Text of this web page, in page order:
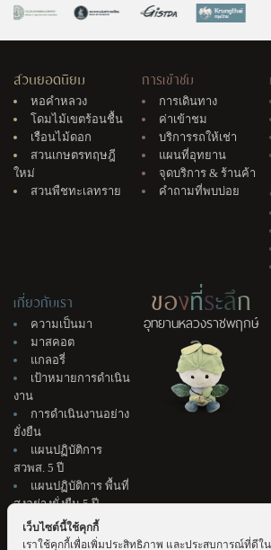
สวนยอดนิยม
หอคำหลวง
โดมไม้เขตร้อนชื้น
เรือนไม้ดอก
สวนเกษตรทฤษฎี
ใหม่
สวนพืชทะเลทราย
การเข้าชม
การเดินทาง
ค่าเข้าชม
บริการรถให้เช่า
แผนที่อุทยาน
จุดบริการ & ร้านค้า
คำถามที่พบบ่อย
เกี่ยวกับเรา
ความเป็นมา
มาสคอต
แกลอรี่
เป้าหมายการดำเนิน
งาน
การดำเนินงานอย่าง
ยั่งยืน
แผนปฏิบัติการ
สวพส. 5 ปี
แผนปฏิบัติการ พื้นที่
สูงอย่างยั่งยืน 5 ปี
ติดต่อเรา
แนะนำติชม
ของที่ระลึก
อุทยานหลวงราชพฤกษ์
เว็บไซต์นี้ใช้คุกกี้
เราใช้คุกกี้เพื่อเพิ่มประสิทธิภาพ และประสบการณ์ที่ดีใ